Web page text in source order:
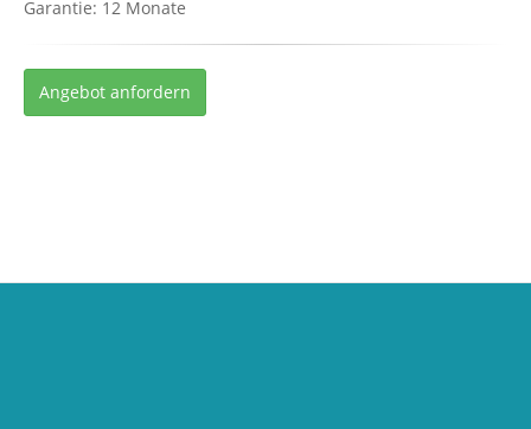
Garantie: 12 Monate
Angebot anfordern